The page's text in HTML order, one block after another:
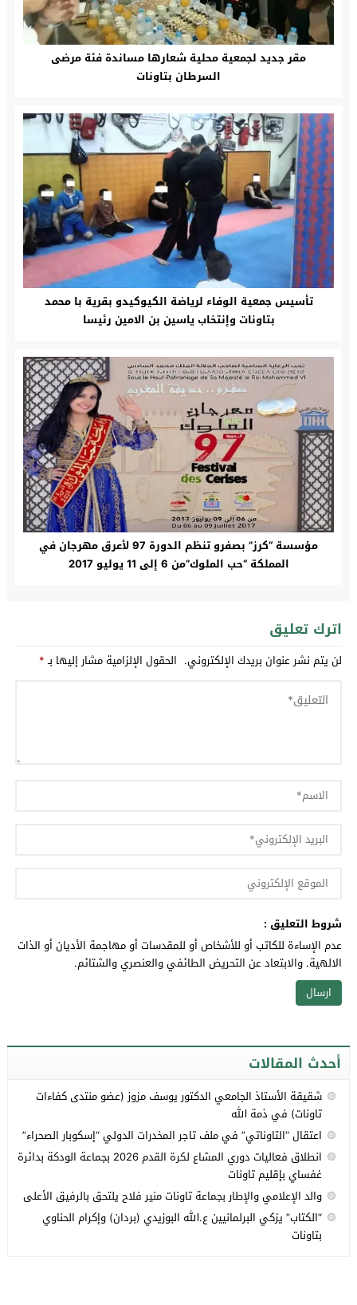
مقر جديد لجمعية محلية شعارها مساندة فئة مرضى
السرطان بتاونات‎
تأسيس جمعية الوفاء لرياضة الكيوكيدو بقرية با محمد
بتاونات وإنتخاب ياسين بن الامين رئيسا
مؤسسة “كرز” بصفرو تنظم الدورة 97 لأعرق مهرجان في
المملكة “حب الملوك”من 6 إلى 11 يوليو 2017
اترك تعليق
لن يتم نشر عنوان بريدك الإلكتروني. الحقول الإلزامية مشار إليها بـ*
شروط التعليق :
عدم الإساءة للكاتب أو للأشخاص أو للمقدسات أو مهاجمة الأديان أو الذات
الالهية. والابتعاد عن التحريض الطائفي والعنصري والشتائم.
أحدث المقالات
شقيقة الأستاذ الجامعي الدكتور يوسف مزوز (عضو منتدى كفاءات
تاونات) في ذمة الله
اعتقال “التاوناتي” في ملف تاجر المخدرات الدولي “إسكوبار الصحراء”
انطلاق فعاليات دوري المشاع لكرة القدم 2026 بجماعة الودكة بدائرة
غفساي بإقليم تاونات
والد الإعلامي والإطار بجماعة تاونات منير فلاح يلتحق بالرفيق الأعلى
“الكتاب” يزكي البرلمانيين ع.الله البوزيدي (بردان) وإكرام الحناوي
بتاونات